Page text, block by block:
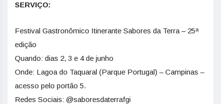
SERVIÇO:
Festival Gastronômico Itinerante Sabores da Terra – 25ª
edição
Quando: dias 2, 3 e 4 de junho
Onde: Lagoa do Taquaral (Parque Portugal) – Campinas –
acesso pelo portão 5.
Redes Sociais: @saboresdaterrafgi